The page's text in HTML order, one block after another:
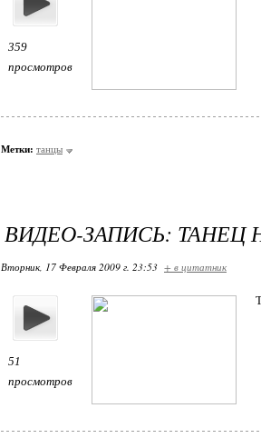
359
просмотров
Метки: танцы
ВИДЕО-ЗАПИСЬ: ТАНЕЦ
Вторник, 17 Февраля 2009 г. 23:53 + в цитатник
51
просмотров